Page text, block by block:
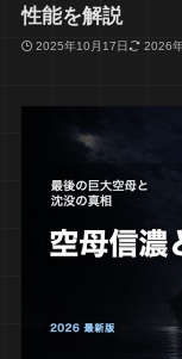
性能を解説
2025年10月17日 2026